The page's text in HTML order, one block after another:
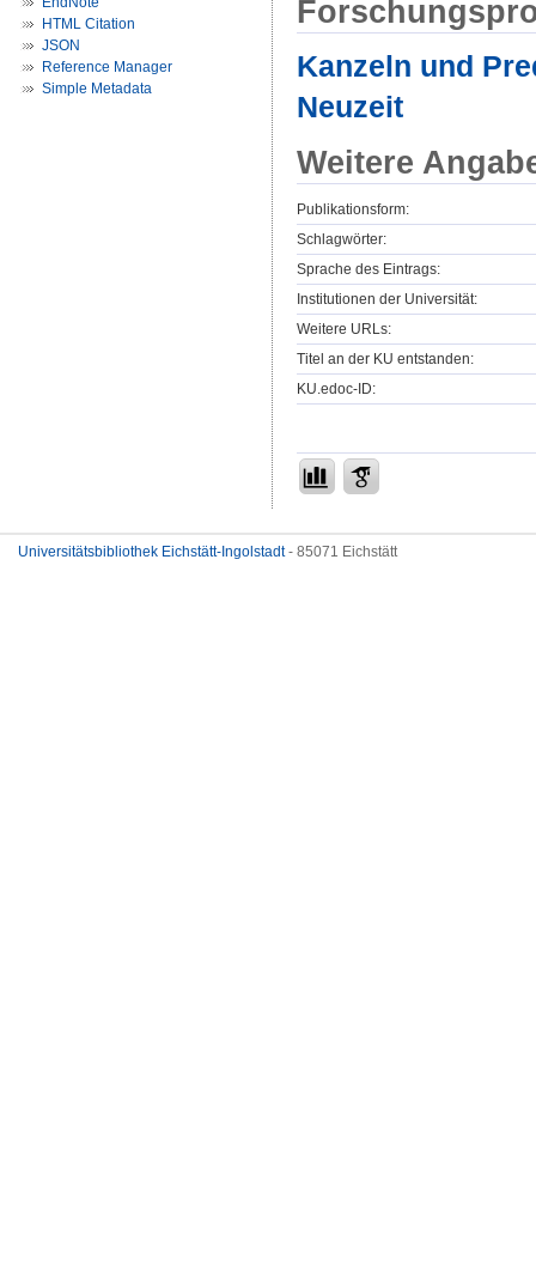
HTML Citation
JSON
Reference Manager
Simple Metadata
Kanzeln und
Neuzeit
Weitere
Publikationsform:
Schlagwörter:
Sprache des Eintrags:
Institutionen der Universität:
Weitere URLs:
Titel an der KU entstanden:
KU.edoc-ID:
Universitätsbibliothek Eichstätt-Ingolstadt- 85071 Eichstätt